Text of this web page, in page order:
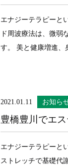
エナジーテラピーと
ド周波療法は、微弱
す。 美と健康増進
2021.01.11 お知ら
豊橋豊川でエ
エナジーテラピーと
ストレッチで基礎代